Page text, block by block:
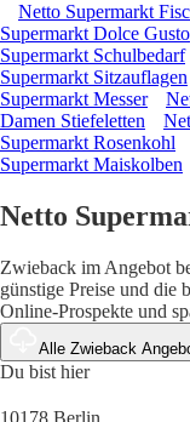
Netto Supermarkt
Supermarkt Dolce Gusto
Supermarkt Schulbedarf
Supermarkt Sitzauflagen
Supermarkt Messer
Damen Stiefeletten
Supermarkt Rosenkohl
Supermarkt Maiskolben
Netto
Zwieback im Angebot
günstige Preise und die
Online-Prospekte und
Alle Zwieback
Du bist hier
10178 Berlin